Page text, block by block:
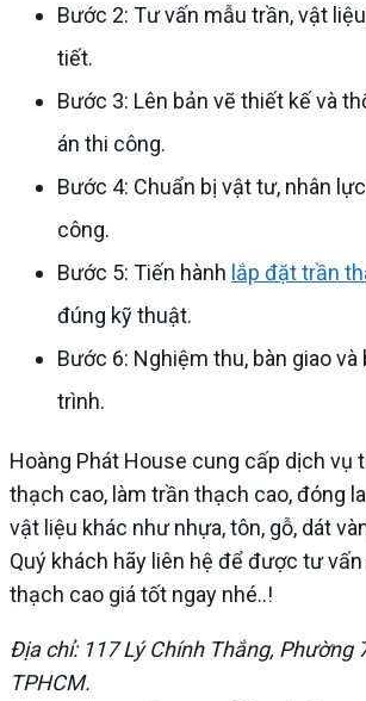
Bước 2: Tư vấn mẫu trần, vật
tiết.
Bước 3: Lên bản vẽ thiết kế và
án thi công.
Bước 4: Chuẩn bị vật tư, nhân
công.
Bước 5: Tiến hành lắp đặt trần
đúng kỹ thuật.
Bước 6: Nghiệm thu, bàn giao và
trình.
Hoàng Phát House cung cấp dịch vụ
thạch cao, làm trần thạch cao, đóng
vật liệu khác như nhựa, tôn, gỗ, dát
Quý khách hãy liên hệ để được tư
thạch cao giá tốt ngay nhé..!
Địa chỉ: 117 Lý Chính Thắng, Phường
TPHCM.